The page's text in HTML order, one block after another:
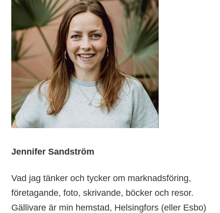
Jennifer Sandström
Vad jag tänker och tycker om marknadsföring,
företagande, foto, skrivande, böcker och resor.
Gällivare är min hemstad, Helsingfors (eller Esbo)